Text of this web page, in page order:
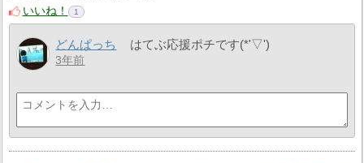
いいね！
1
どんぱっち はてぶ応援ポチです(*'▽')
3年前